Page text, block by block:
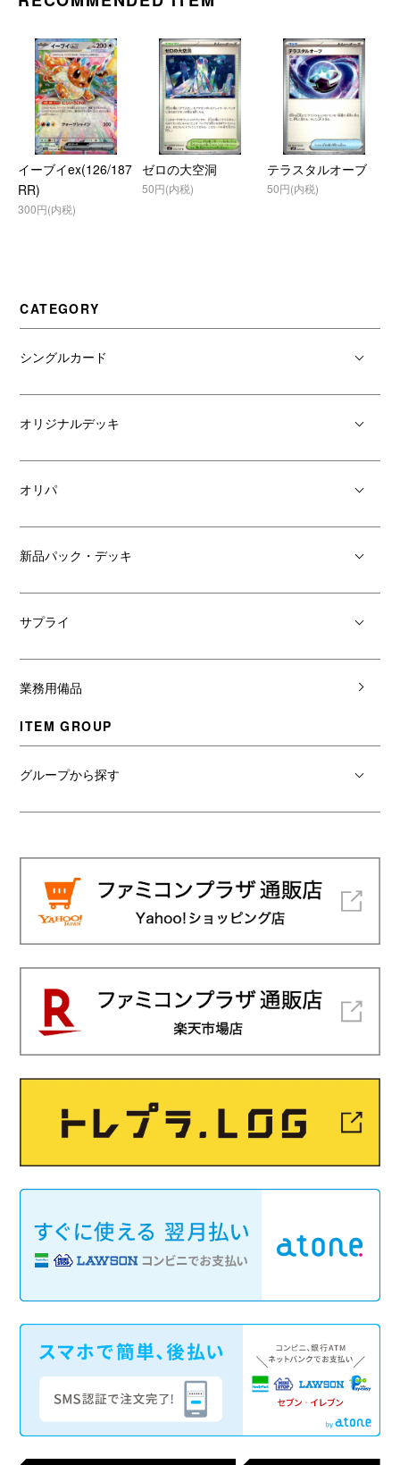
イーブイex(126/187
RR)
300円(内税)
ゼロの大空洞
50円(内税)
テラスタルオーブ
50円(内税)
CATEGORY
シングルカード
オリジナルデッキ
オリパ
新品パック・デッキ
サプライ
業務用備品
ITEM GROUP
グループから探す